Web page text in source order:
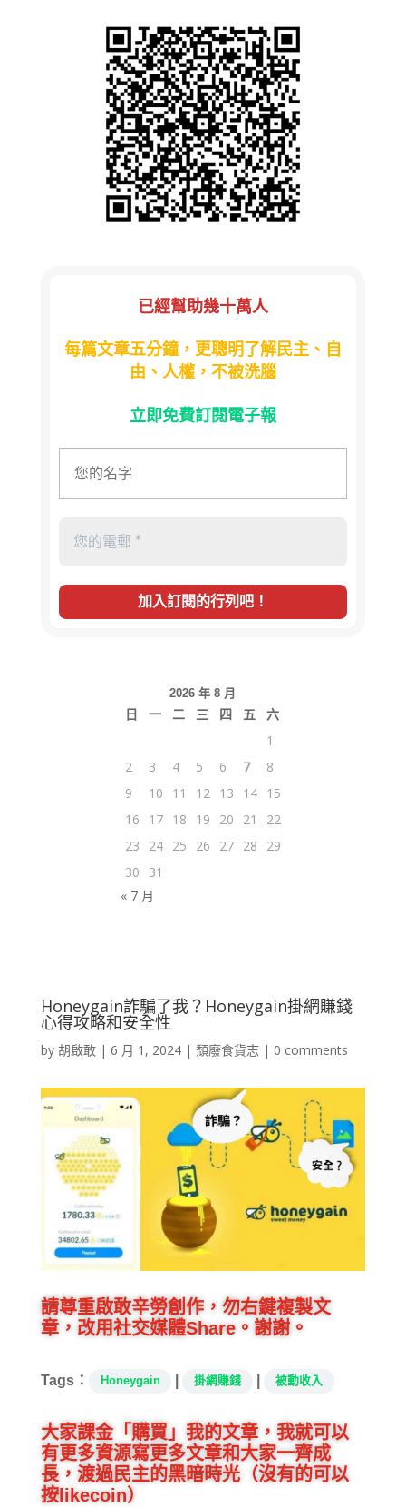
已經幫助幾十萬人
每篇文章五分鐘，更聰明了解民主、自
由、人權，不被洗腦
立即免費訂閱電子報
2026 年 8 月
日 一 二 三 四 五
六
1
2
3 4 5 6 7
8
9
10 11 12 13 14 15
16
17 18 19 20 21
22
23
24 25 26 27 28
29
30
31
« 7 月
Honeygain詐騙了我？Honeygain掛網賺錢
心得攻略和安全性
by 胡啟敢| 6 月 1, 2024| 頹廢食貨志| 0 comments
請尊重啟敢辛勞創作，勿右鍵複製文
章，改用社交媒體Share。謝謝。
Tags： Honeygain 掛網賺錢 被動收入
大家課金「購買」我的文章，我就可以
有更多資源寫更多文章和大家一齊成
長，渡過民主的黑暗時光（沒有的可以
按likecoin）